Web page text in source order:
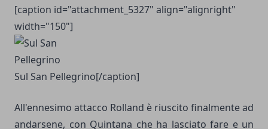
[caption id="attachment_5327" align="alignright"
width="150"]
Sul San Pellegrino[/caption]
All'ennesimo attacco Rolland è riuscito finalmente ad
andarsene, con Quintana che ha lasciato fare e un